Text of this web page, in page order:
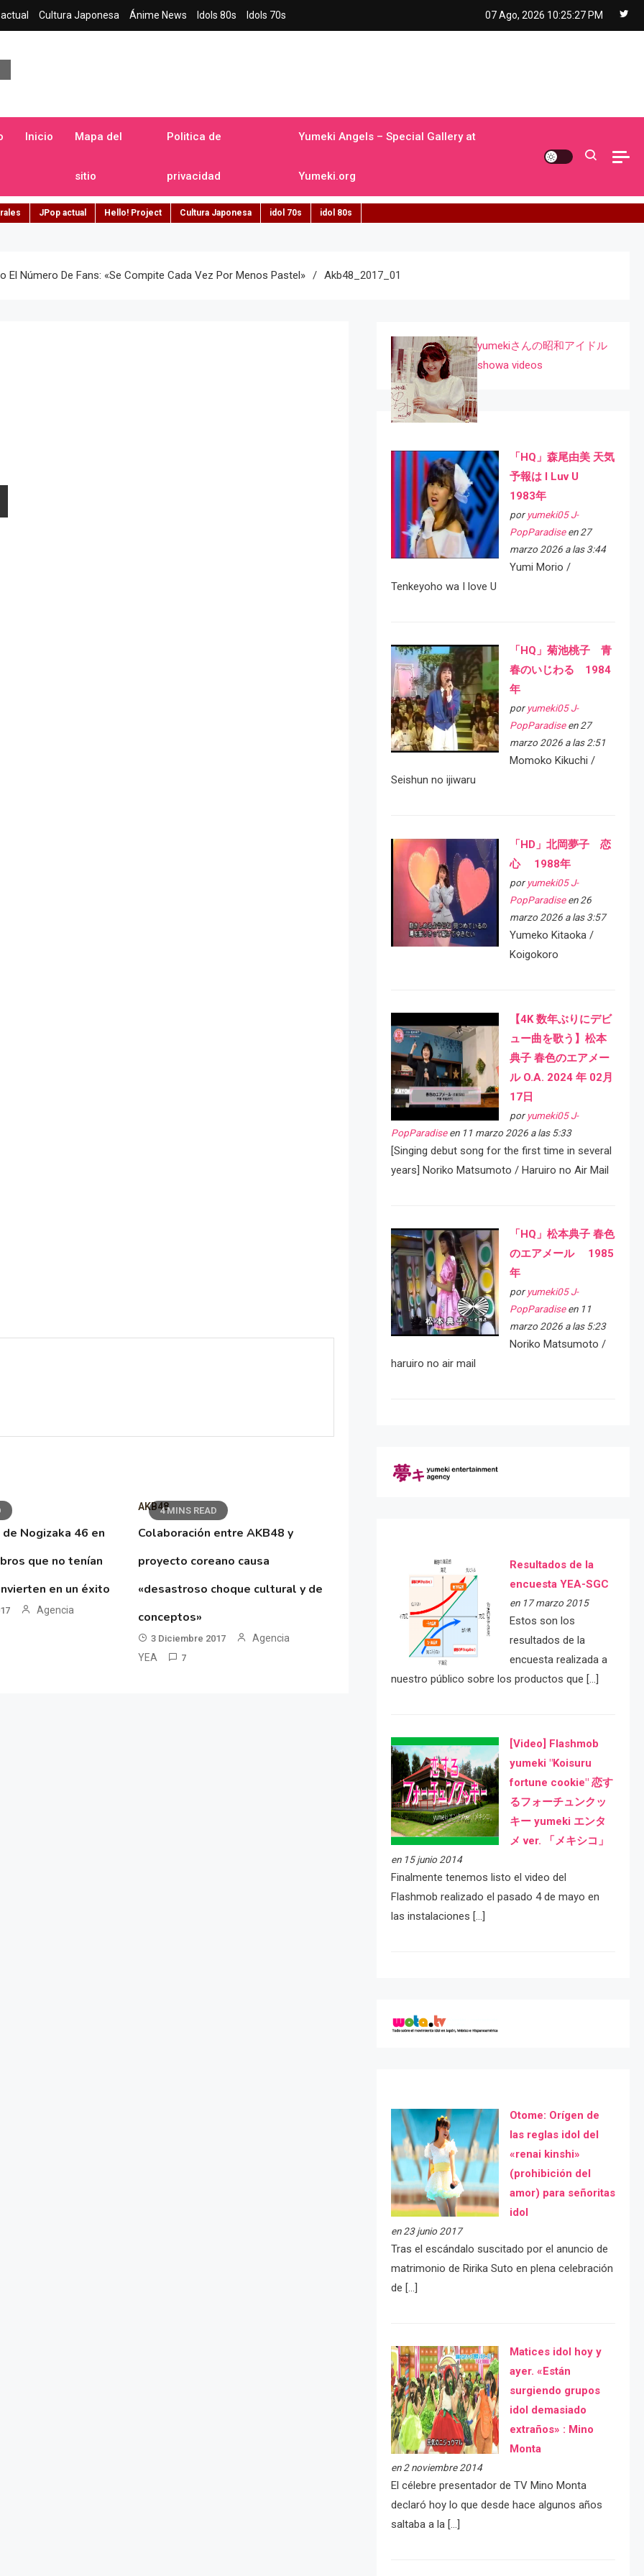
Cultura Japonesa Ánime News Idols 80s Idols 70s 07 Ago, 2026 10:25:28 PM
Inicio Mapa del
sitio
Politica de
privacidad
Yumeki Angels – Special Gallery at
Yumeki.org
JPop actual Hello! Project Cultura Japonesa idol 70s idol 80s
El Número De Fans: «se Compite Cada Vez Por Menos Pastel» Akb48_2017_01
Nogizaka 46 en
que no tenían
en un éxito
Agencia
4 MINS READ
AKB48
Colaboración entre AKB48 y
proyecto coreano causa
«desastroso choque cultural y de
conceptos»
3 Diciembre 2017
Agencia
YEA
7
yumekiさんの昭和アイドル
showa videos
「HQ」森尾由美 天気
予報は I Luv U
1983年
por yumeki05 J-
PopParadiseen 27
marzo 2026 a las 3:44
Yumi Morio /
Tenkeyoho wa I love U
「HQ」菊池桃子 青
春のいじわる 1984
年
por yumeki05 J-
PopParadiseen 27
marzo 2026 a las 2:51
Momoko Kikuchi /
Seishun no ijiwaru
「HD」北岡夢子 恋
心 1988年
por yumeki05 J-
PopParadiseen 26
marzo 2026 a las 3:57
Yumeko Kitaoka /
Koigokoro
【4K 数年ぶりにデビ
ュー曲を歌う】松本
典子 春色のエアメー
ル O.A. 2024 年 02月
17日
por yumeki05 J-
PopParadiseen 11 marzo 2026 a las 5:33
[Singing debut song for the first time in several
years] Noriko Matsumoto / Haruiro no Air Mail
「HQ」松本典子 春色
のエアメール 1985
年
por yumeki05 J-
PopParadiseen 11
marzo 2026 a las 5:23
Noriko Matsumoto /
haruiro no air mail
Resultados de la
encuesta YEA-SGC
en 17 marzo 2015
Estos son los
resultados de la
encuesta realizada a
nuestro público sobre los productos que […]
[Video] Flashmob
yumeki "Koisuru
fortune cookie" 恋す
るフォーチュンクッ
キー yumeki エンタ
メ ver. 「メキシコ」
en 15 junio 2014
Finalmente tenemos listo el video del
Flashmob realizado el pasado 4 de mayo en
las instalaciones […]
Otome: Orígen de
las reglas idol del
«renai kinshi»
(prohibición del
amor) para señoritas
idol
en 23 junio 2017
Tras el escándalo suscitado por el anuncio de
matrimonio de Ririka Suto en plena celebración
de […]
Matices idol hoy y
ayer. «Están
surgiendo grupos
idol demasiado
extraños» : Mino
Monta
en 2 noviembre 2014
El célebre presentador de TV Mino Monta
declaró hoy lo que desde hace algunos años
saltaba a la […]